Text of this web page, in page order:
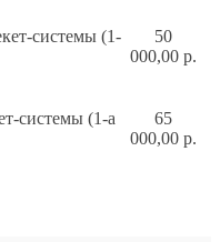
системы (1-
50
000,00 р.
системы (1-а
65
000,00 р.